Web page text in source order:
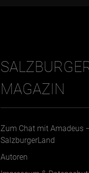
MAGAZIN
Zum Chat mit Amadeus
SalzburgerLand
Autoren